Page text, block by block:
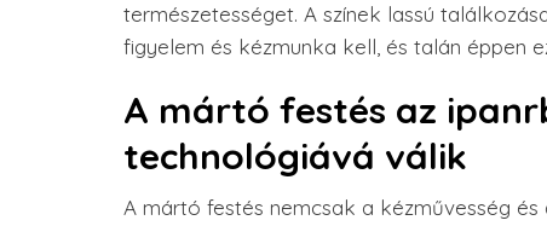
természetességet. A színek lassú
figyelem és kézmunka kell, és talán éppen
A mártó festés az
technológiává válik
A mártó festés nemcsak a kézművesség és